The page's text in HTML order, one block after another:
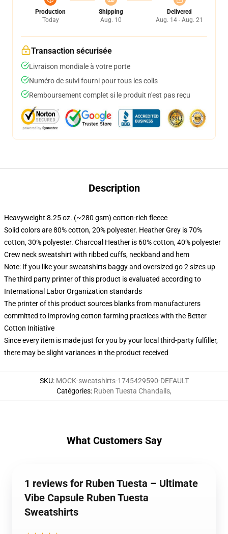
Production
Today
Shipping
Aug. 10
Delivered
Aug. 14 - Aug. 21
Transaction sécurisée
Livraison mondiale à votre porte
Numéro de suivi fourni pour tous les colis
Remboursement complet si le produit n'est pas reçu
Description
Heavyweight 8.25 oz. (~280 gsm) cotton-rich fleece
Solid colors are 80% cotton, 20% polyester. Heather Grey is 70%
cotton, 30% polyester. Charcoal Heather is 60% cotton, 40% polyester
Crew neck sweatshirt with ribbed cuffs, neckband and hem
Note: If you like your sweatshirts baggy and oversized go 2 sizes up
The third party printer of this product is evaluated according to
International Labor Organization standards
The printer of this product sources blanks from manufacturers
committed to improving cotton farming practices with the Better
Cotton Initiative
Since every item is made just for you by your local third-party fulfiller,
there may be slight variances in the product received
SKU: MOCK-sweatshirts-1745429590-DEFAULT
Catégories: Ruben Tuesta Chandails,
What Customers Say
1 reviews for Ruben Tuesta – Ultimate
Vibe Capsule Ruben Tuesta
Sweatshirts